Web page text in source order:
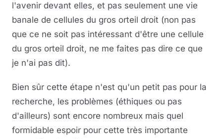
l'avenir devant elles, et pas seulement une vie
banale de cellules du gros orteil droit (non pas
que ce ne soit pas intéressant d'être une cellule
du gros orteil droit, ne me faites pas dire ce que
je n'ai pas dit).
Bien sûr cette étape n'est qu'un petit pas pour la
recherche, les problèmes (éthiques ou pas
d'ailleurs) sont encore nombreux mais quel
formidable espoir pour cette très importante